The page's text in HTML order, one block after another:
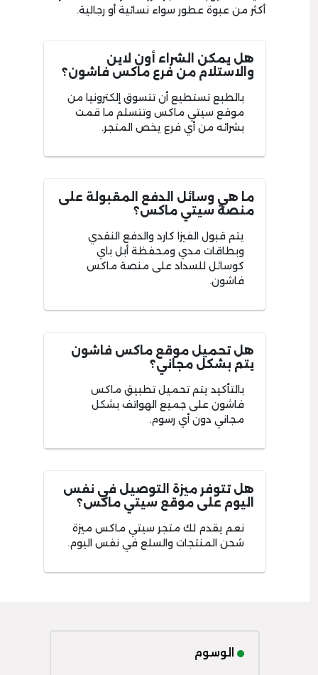
أكثر من عبوة عطور سواء نسائية أو رجالية.
هل يمكن الشراء أون لاين
والاستلام من فرع ماكس فاشون؟
بالطبع تستطيع أن تتسوق إلكترونيا من
موقع سيتي ماكس وتتسلم ما قمت
بشرائه من أي فرع يخص المتجر.
ما هي وسائل الدفع المقبولة على
منصة سيتي ماكس؟
يتم قبول الفيزا كارد والدفع النقدي
وبطاقات مدي ومحفظة أبل باي
كوسائل للسداد على منصة ماكس
فاشون.
هل تحميل موقع ماكس فاشون
يتم بشكل مجاني؟
بالتأكيد يتم تحميل تطبيق ماكس
فاشون على جميع الهواتف بشكل
مجاني دون أي رسوم.
هل تتوفر ميزة التوصيل في نفس
اليوم على موقع سيتي ماكس؟
نعم يقدم لك متجر سيتي ماكس ميزة
شحن المنتجات والسلع في نفس اليوم.
الوسوم